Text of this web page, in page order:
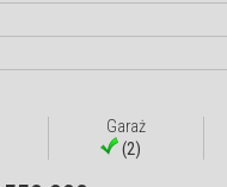
Garaż
(2)